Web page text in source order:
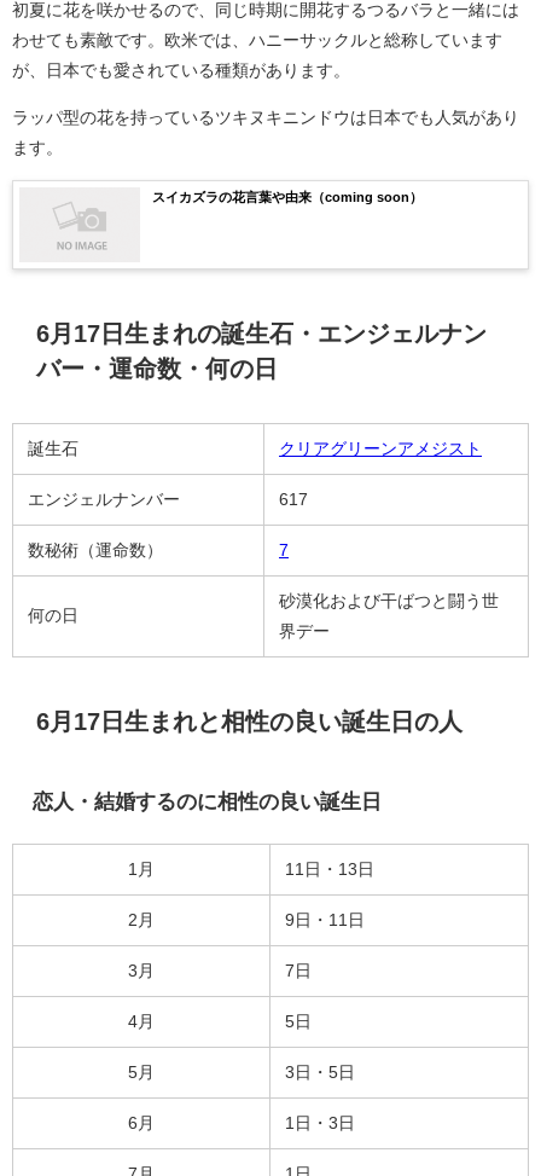
初夏に花を咲かせるので、同じ時期に開花するつるバラと一緒には
わせても素敵です。欧米では、ハニーサックルと総称しています
が、日本でも愛されている種類があります。
ラッパ型の花を持っているツキヌキニンドウは日本でも人気があり
ます。
スイカズラの花言葉や由来（coming soon）
6月17日生まれの誕生石・エンジェルナン
バー・運命数・何の日
誕生石 クリアグリーンアメジスト
エンジェルナンバー 617
数秘術（運命数） 7
何の日
砂漠化および干ばつと闘う世
界デー
6月17日生まれと相性の良い誕生日の人
恋人・結婚するのに相性の良い誕生日
1月 11日・13日
2月 9日・11日
3月 7日
4月 5日
5月 3日・5日
6月 1日・3日